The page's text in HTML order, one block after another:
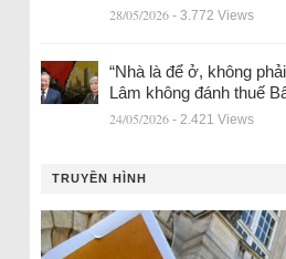
28/05/2026 - 3.772 Views
“Nhà là để ở, không
Lâm không đánh thuế
24/05/2026 - 2.421 Views
TRUYỀN HÌNH